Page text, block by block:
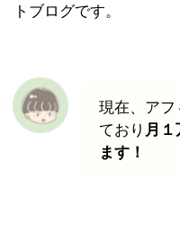
トブログです。
現在、アフ
ており 月
ます！